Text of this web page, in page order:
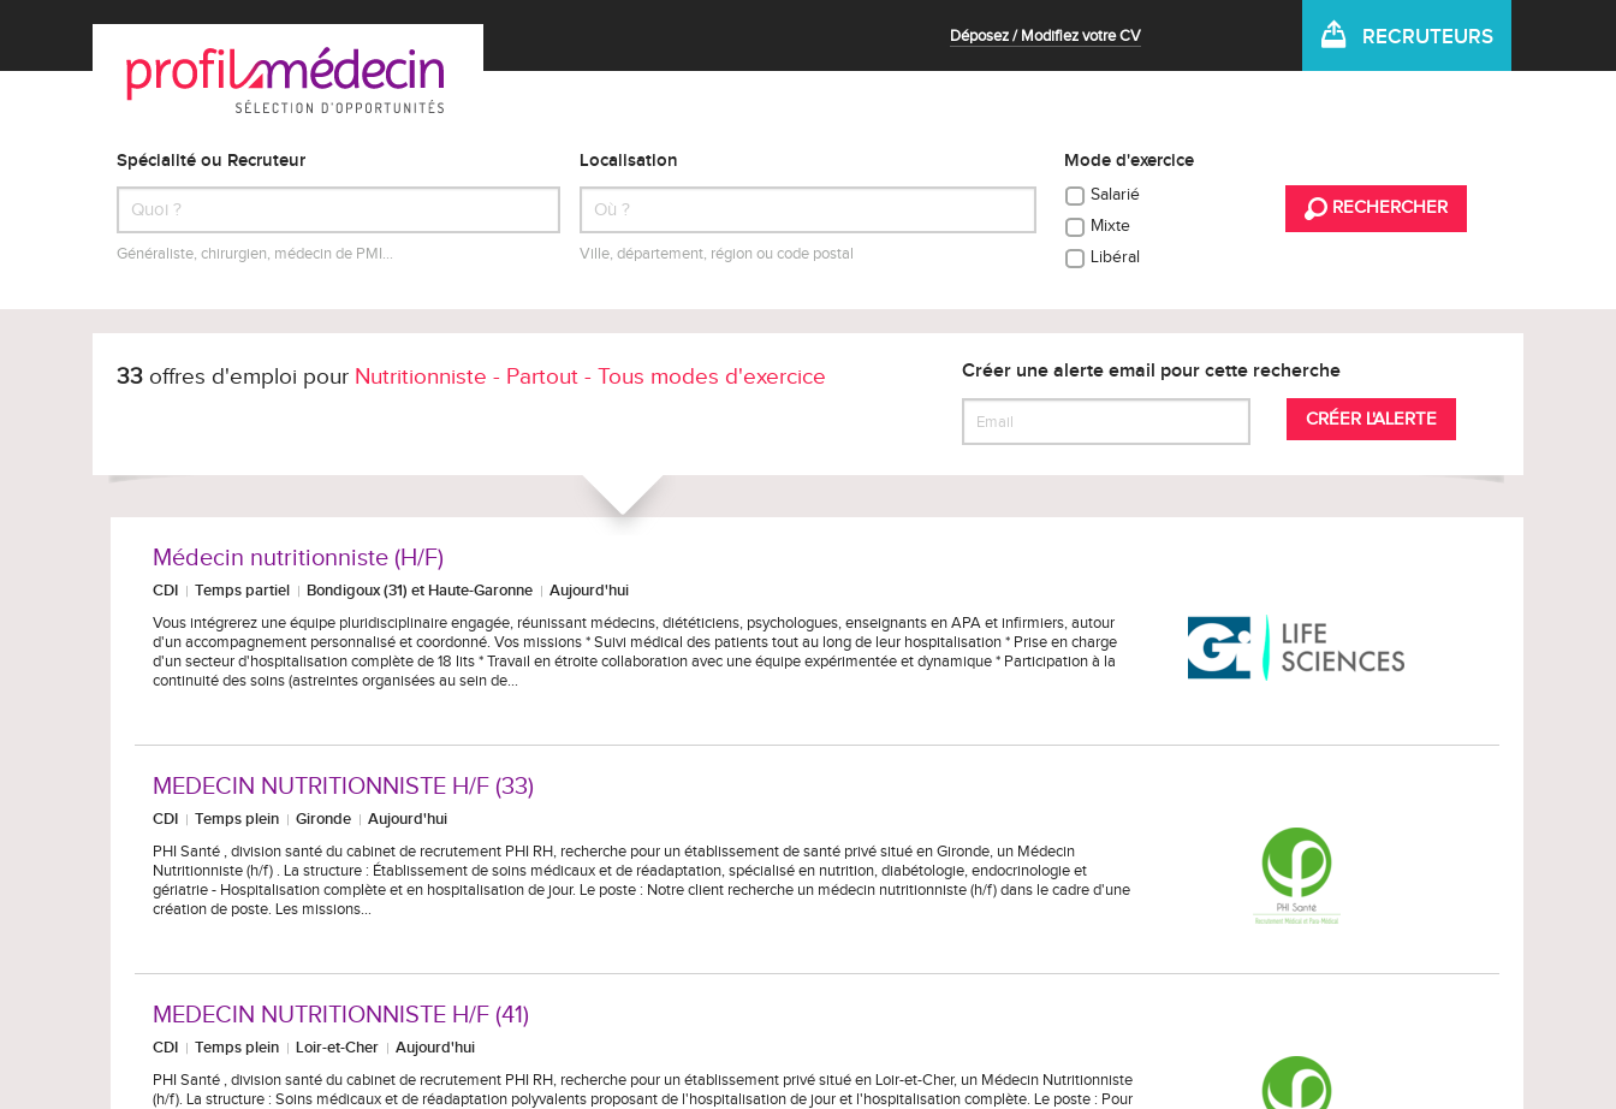
Déposez / Modifiez votre CV RECRUTEURS
Spécialité ou Recruteur
Généraliste, chirurgien, médecin de PMI…
Localisation
Ville, département, région ou code postal
Mode d'exercice
Salarié
Mixte
Libéral
RECHERCHER
33 offres d'emploi pour Nutritionniste - Partout - Tous modes d'exercice Créer une alerte email pour cette recherche
CRÉER L'ALERTE
Médecin nutritionniste (H/F)
CDI Temps partiel Bondigoux (31) et Haute-Garonne
Aujourd'hui
Vous intégrerez une équipe pluridisciplinaire engagée, réunissant médecins, diététiciens, psychologues, enseignants en APA et infirmiers, autour
d'un accompagnement personnalisé et coordonné. Vos missions * Suivi médical des patients tout au long de leur hospitalisation * Prise en charge
d'un secteur d'hospitalisation complète de 18 lits * Travail en étroite collaboration avec une équipe expérimentée et dynamique * Participation à la
continuité des soins (astreintes organisées au sein de…
MEDECIN NUTRITIONNISTE H/F (33)
CDI Temps plein Gironde
Aujourd'hui
PHI Santé , division santé du cabinet de recrutement PHI RH, recherche pour un établissement de santé privé situé en Gironde, un Médecin
Nutritionniste (h/f) . La structure : Établissement de soins médicaux et de réadaptation, spécialisé en nutrition, diabétologie, endocrinologie et
gériatrie - Hospitalisation complète et en hospitalisation de jour. Le poste : Notre client recherche un médecin nutritionniste (h/f) dans le cadre d'une
création de poste. Les missions…
MEDECIN NUTRITIONNISTE H/F (41)
CDI Temps plein Loir-et-Cher
Aujourd'hui
PHI Santé , division santé du cabinet de recrutement PHI RH, recherche pour un établissement privé situé en Loir-et-Cher, un Médecin Nutritionniste
(h/f). La structure : Soins médicaux et de réadaptation polyvalents proposant de l'hospitalisation de jour et l'hospitalisation complète. Le poste : Pour